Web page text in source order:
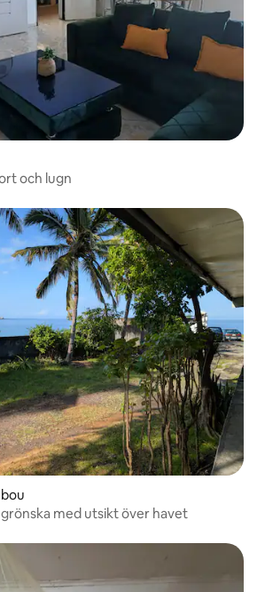
och lugn
med utsikt över havet